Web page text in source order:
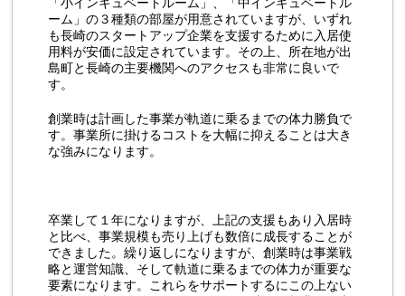
ーム」の３種類の部屋が用意されていますが、いずれ
も長崎のスタートアップ企業を支援するために入居使
用料が安価に設定されています。その上、所在地が出
島町と長崎の主要機関へのアクセスも非常に良いで
す。
創業時は計画した事業が軌道に乗るまでの体力勝負で
す。事業所に掛けるコストを大幅に抑えることは大き
な強みになります。
卒業して１年になりますが、上記の支援もあり入居時
と比べ、事業規模も売り上げも数倍に成長することが
できました。繰り返しになりますが、創業時は事業戦
略と運営知識、そして軌道に乗るまでの体力が重要な
要素になります。これらをサポートするにこの上ない